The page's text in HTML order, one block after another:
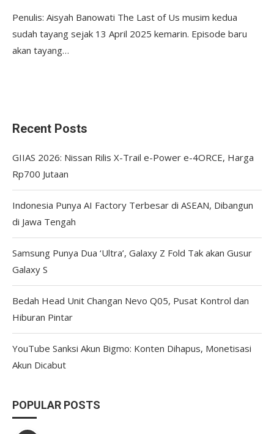
Penulis: Aisyah Banowati The Last of Us musim kedua
sudah tayang sejak 13 April 2025 kemarin. Episode baru
akan tayang…
Recent Posts
GIIAS 2026: Nissan Rilis X-Trail e-Power e-4ORCE, Harga
Rp700 Jutaan
Indonesia Punya AI Factory Terbesar di ASEAN, Dibangun
di Jawa Tengah
Samsung Punya Dua ‘Ultra’, Galaxy Z Fold Tak akan Gusur
Galaxy S
Bedah Head Unit Changan Nevo Q05, Pusat Kontrol dan
Hiburan Pintar
YouTube Sanksi Akun Bigmo: Konten Dihapus, Monetisasi
Akun Dicabut
POPULAR POSTS